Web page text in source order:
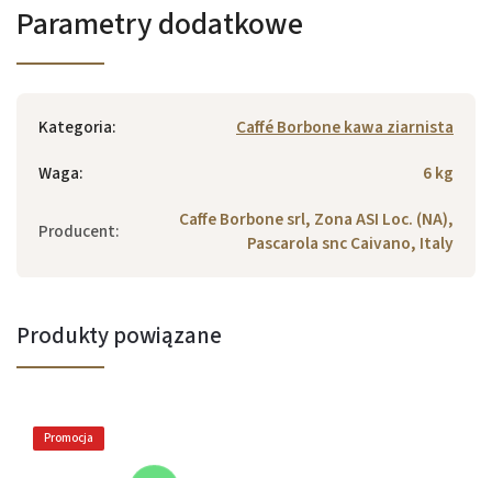
Parametry dodatkowe
Kategoria:
Caffé Borbone kawa ziarnista
Waga: 6 kg
Producent:
Caffe Borbone srl, Zona ASI Loc. (NA),
Pascarola snc Caivano, Italy
Produkty powiązane
Promocja